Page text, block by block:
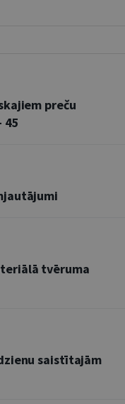
preču
45
tvēruma
saistītajām